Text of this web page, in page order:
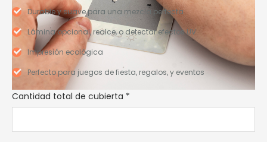
Durable y suave para una mezcla perfecta
Lámina opcional, realce, o detectar efectos UV
Impresión ecológica
Perfecto para juegos de fiesta, regalos, y eventos
Cantidad total de cubierta *